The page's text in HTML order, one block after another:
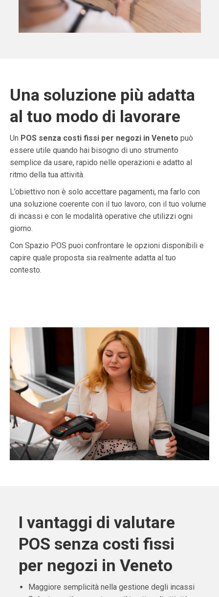
Una soluzione più adatta
al tuo modo di lavorare
Un POS senza costi fissi per negozi in Veneto può
essere utile quando hai bisogno di uno strumento
semplice da usare, rapido nelle operazioni e adatto al
ritmo della tua attività.
L’obiettivo non è solo accettare pagamenti, ma farlo con
una soluzione coerente con il tuo lavoro, con il tuo volume
di incassi e con le modalità operative che utilizzi ogni
giorno.
Con Spazio POS puoi confrontare le opzioni disponibili e
capire quale proposta sia realmente adatta al tuo
contesto.
I vantaggi di valutare
POS senza costi fissi
per negozi in Veneto
Maggiore semplicità nella gestione degli incassi